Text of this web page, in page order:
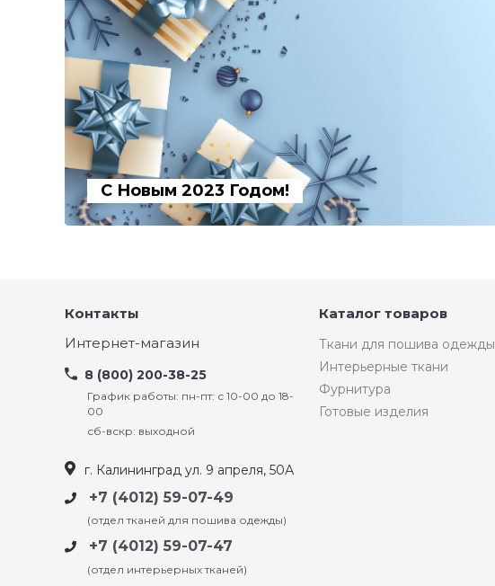
С Новым 2023 Годом!
Контакты
Интернет-магазин
8 (800) 200-38-25
График работы: пн-пт: с 10-00 до 18-
00
сб-вскр: выходной
г. Калининград ул. 9 апреля, 50А
+7 (4012) 59-07-49
(отдел тканей для пошива одежды)
+7 (4012) 59-07-47
(отдел интерьерных тканей)
Каталог товаров
Ткани для пошива одежды
Интерьерные ткани
Фурнитура
Готовые изделия